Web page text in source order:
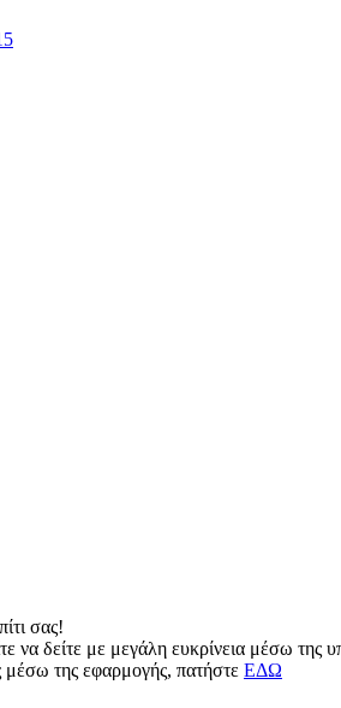
σας!
να δείτε με μεγάλη ευκρίνεια μέσω
μέσω της εφαρμογής, πατήστε ΕΔΩ